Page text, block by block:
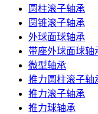
圆柱滚子轴承
圆锥滚子轴承
外球面球轴承
带座外球面球轴
微型轴承
推力圆柱滚子轴
推力滚子轴承
推力球轴承